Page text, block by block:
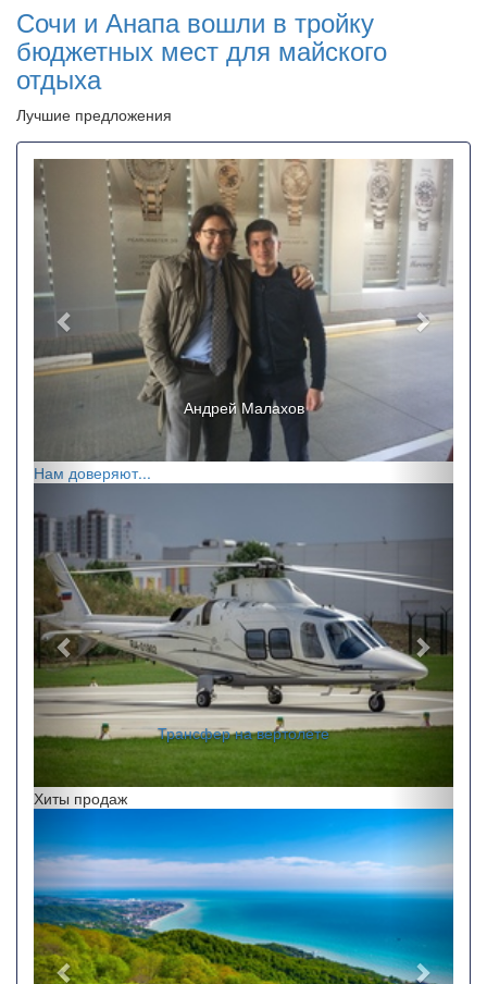
Сочи и Анапа вошли в тройку
бюджетных мест для майского
отдыха
Лучшие предложения
Андрей Малахов
Назад
Нам доверяют...
Трансфер на вертолете
Хиты продаж